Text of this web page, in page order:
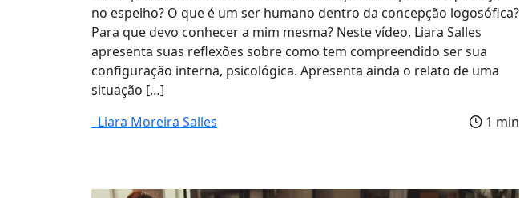
no espelho? O que é um ser humano dentro da concepção logosófica?
Para que devo conhecer a mim mesma? Neste vídeo, Liara Salles
apresenta suas reflexões sobre como tem compreendido ser sua
configuração interna, psicológica. Apresenta ainda o relato de uma
situação […]
Liara Moreira Salles
1 min